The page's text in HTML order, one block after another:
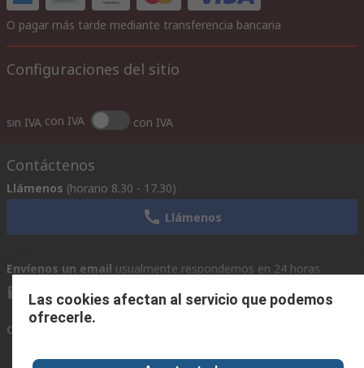
O pagar más tarde mediante transferencia bancaria
Configuraciones del sitio
sin IVA con IVA con IVA
Contáctenos
Llámenos (horario 8.30 - 17.30)
Llámenos
Envíenos un email usualmente respondemos en 24 horas
ventas@rschile.cl
Conectar con nosotros
Las cookies afectan al servicio que podemos
ofrecerle.